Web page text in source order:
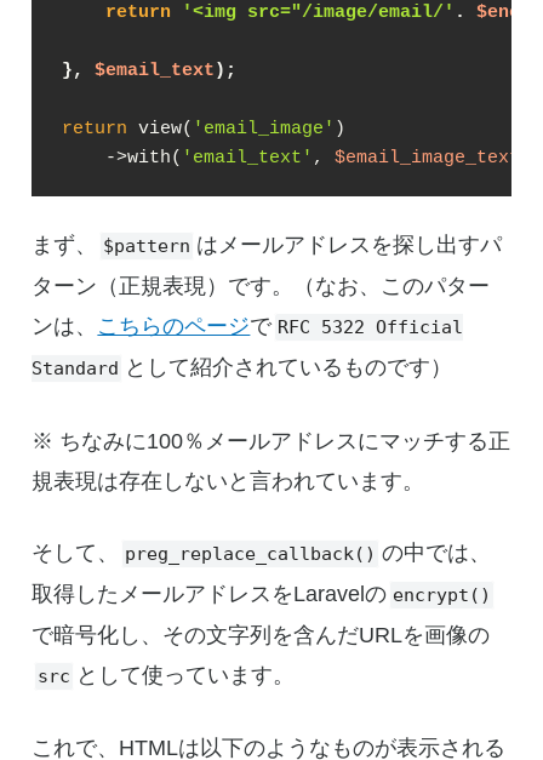
return
'<img src="/image/email/' .
}, $email_text);
return view( 'email_image' )
->with( 'email_text' , $email_image_text
まず、 $pattern はメールアドレスを探し出すパ
ターン（正規表現）です。（なお、このパター
ンは、 こちらのページで RFC 5322 Official
Standard として紹介されているものです）
※ ちなみに100％メールアドレスにマッチする正
規表現は存在しないと言われています。
そして、 preg_replace_callback() の中では、
取得したメールアドレスをLaravelの encrypt()
で暗号化し、その文字列を含んだURLを画像の
src として使っています。
これで、HTMLは以下のようなものが表示される